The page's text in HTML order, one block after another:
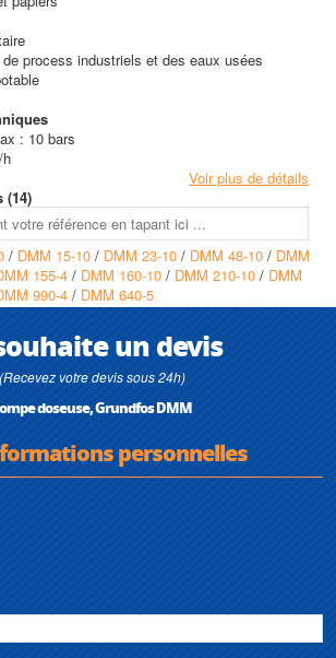
process industriels et des eaux usées
: 10 bars
Voir plus de détails
(14)
/ DMM 15-10 / DMM 23-10 / DMM 48-10 / DMM
155-4 / DMM 160-10 / DMM 210-10 / DMM
990-4 / DMM 640-5
un devis
(Recevez votre devis sous 24h)
doseuse, Grundfos DMM
personnelles